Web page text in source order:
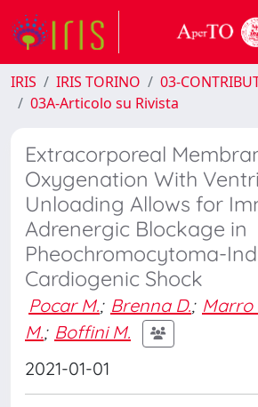
IRIS IRIS TORINO
03-
03A-Articolo su Rivista
Extracorporeal
Oxygenation With
Unloading Allows for
Adrenergic Blockage in
Pheochromocytoma-
Cardiogenic Shock
Pocar M.; Brenna D.; Marro
M.; Boffini M.
2021-01-01